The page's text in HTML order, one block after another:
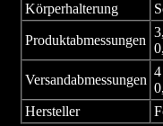
Körperhalterung
Produktabmessungen
Versandabmessungen
Hersteller